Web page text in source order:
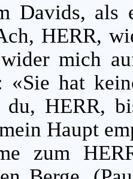
Davids, als
HERR,
wider mich
«Sie hat
du, HERR,
Haupt
zum